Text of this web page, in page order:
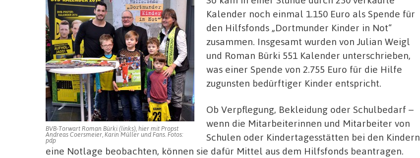
BVB-Torwart Roman Bürki (links), hier mit Propst
Andreas Coersmeier, Karin Müller und Fans. Fotos:
pdp
Kalender noch einmal 1.150 Euro als Spende für
den Hilfsfonds „Dortmunder Kinder in Not“
zusammen. Insgesamt wurden von Julian Weigl
und Roman Bürki 551 Kalender unterschrieben,
was einer Spende von 2.755 Euro für die Hilfe
zugunsten bedürftiger Kinder entspricht.
Ob Verpflegung, Bekleidung oder Schulbedarf –
wenn die Mitarbeiterinnen und Mitarbeiter von
Schulen oder Kindertagesstätten bei den Kindern
eine Notlage beobachten, können sie dafür Mittel aus dem Hilfsfonds beantragen.